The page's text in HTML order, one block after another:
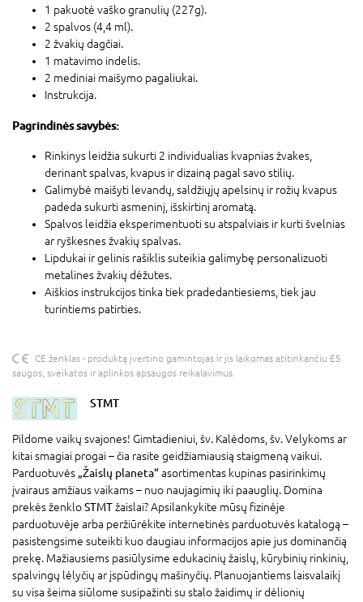
1 pakuotė vaško granulių (227g).
2 spalvos (4,4 ml).
2 žvakių dagčiai.
1 matavimo indelis.
2 mediniai maišymo pagaliukai.
Instrukcija.
Pagrindinės savybės:
Rinkinys leidžia sukurti 2 individualias kvapnias žvakes,
derinant spalvas, kvapus ir dizainą pagal savo stilių.
Galimybė maišyti levandų, saldžiųjų apelsinų ir rožių kvapus
padeda sukurti asmeninį, išskirtinį aromatą.
Spalvos leidžia eksperimentuoti su atspalviais ir kurti švelnias
ar ryškesnes žvakių spalvas.
Lipdukai ir gelinis rašiklis suteikia galimybę personalizuoti
metalines žvakių dėžutes.
Aiškios instrukcijos tinka tiek pradedantiesiems, tiek jau
turintiems patirties.
CE ženklas - produktą įvertino gamintojas ir jis laikomas atitinkančiu ES
saugos, sveikatos ir aplinkos apsaugos reikalavimus.
STMT
Pildome vaikų svajones! Gimtadieniui, šv. Kalėdoms, šv. Velykoms ar
kitai smagiai progai – čia rasite geidžiamiausią staigmeną vaikui.
Parduotuvės „Žaislų planeta“asortimentas kupinas pasirinkimų
įvairaus amžiaus vaikams – nuo naujagimių iki paauglių. Domina
prekės ženkloSTMTžaislai? Apsilankykite mūsų fizinėje
parduotuvėje arba peržiūrėkite internetinės parduotuvės katalogą –
pasistengsime suteikti kuo daugiau informacijos apie jus dominančią
prekę. Mažiausiems pasiūlysime edukacinių žaislų, kūrybinių rinkinių,
spalvingų lėlyčių ar įspūdingų mašinyčių. Planuojantiems laisvalaikį
su visa šeima siūlome susipažinti su stalo žaidimų ir dėlionių